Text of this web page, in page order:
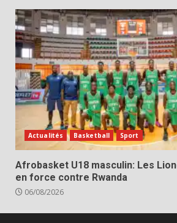
Actualités Basketball Sport
Afrobasket U18 masculin: Les
en force contre Rwanda
06/08/2026